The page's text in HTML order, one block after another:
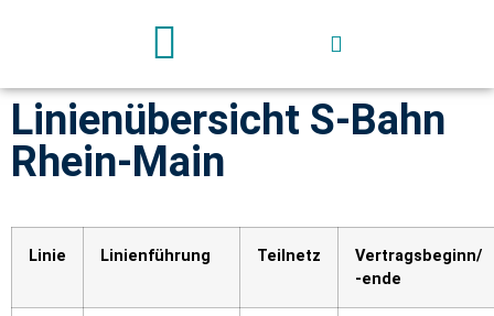
Linienübersicht S-Bahn
Rhein-Main
Linie Linienführung Teilnetz
Vertragsbeginn/
-ende